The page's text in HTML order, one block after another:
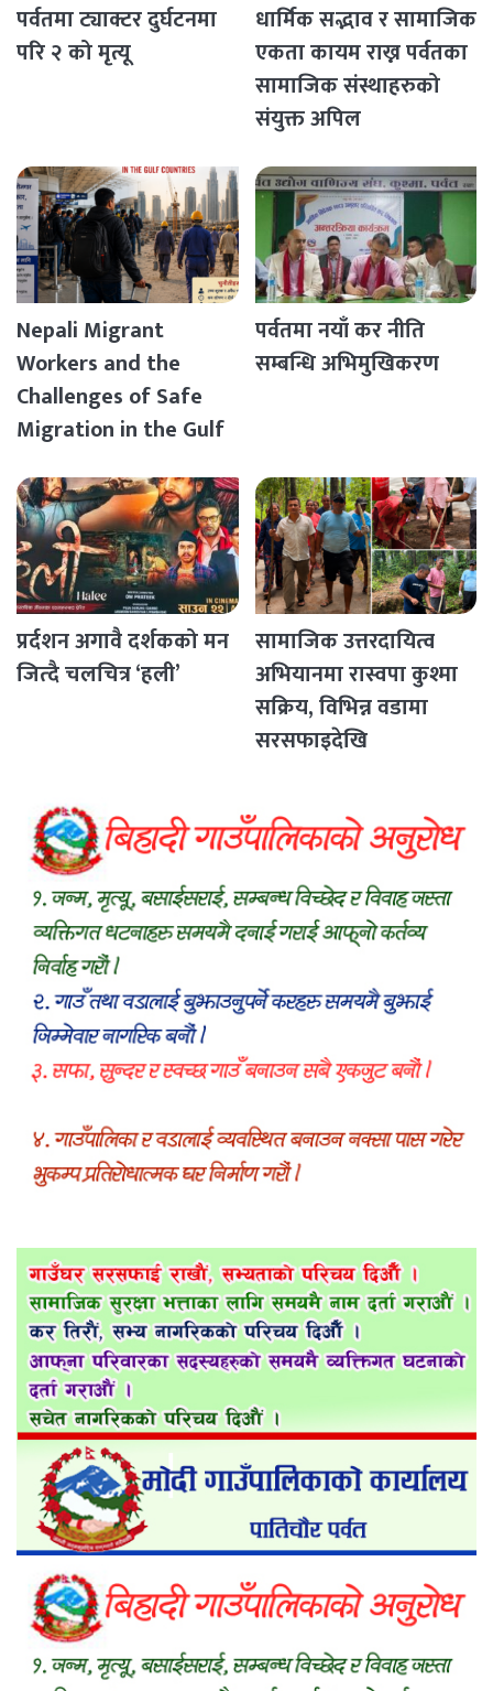
पर्वतमा ट्याक्टर दुर्घटनमा
परि २ को मृत्यू
धार्मिक सद्भाव र सामाजिक
एकता कायम राख्न पर्वतका
सामाजिक संस्थाहरुको
संयुक्त अपिल
Nepali Migrant
Workers and the
Challenges of Safe
Migration in the Gulf
पर्वतमा नयाँ कर नीति
सम्बन्धि अभिमुखिकरण
प्रर्दशन अगावै दर्शकको मन
जित्दै चलचित्र ‘हली’
सामाजिक उत्तरदायित्व
अभियानमा रास्वपा कुश्मा
सक्रिय, विभिन्न वडामा
सरसफाइदेखि